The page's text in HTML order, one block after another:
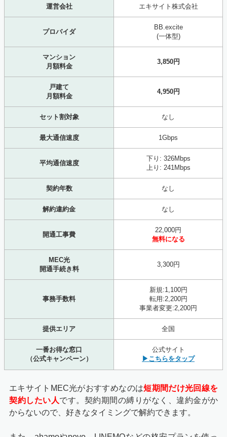
運営会社 エキサイト株式会社
プロバイダ
BB.excite
(一体型)
マンション
月額料金
3,850円
戸建て
月額料金
4,950円
セット割対象 なし
最大通信速度 1Gbps
平均通信速度
下り: 326Mbps
上り: 241 Mbps
契約年数 なし
解約違約金 なし
開通工事費
22,000円
無料になる
MEC光
開通手続き料
3,300円
事務手数料
新規:1,100円
転用:2,200円
事業者変更:2,200円
提供エリア 全国
一番お得な窓口
（公式キャンペーン）
公式サイト
▶こちらをタップ
エキサイトMEC光がおすすめなのは短期間だけ光回線を
契約したい人です。契約期間の縛りがなく、違約金がか
からないので、好きなタイミングで解約できます。